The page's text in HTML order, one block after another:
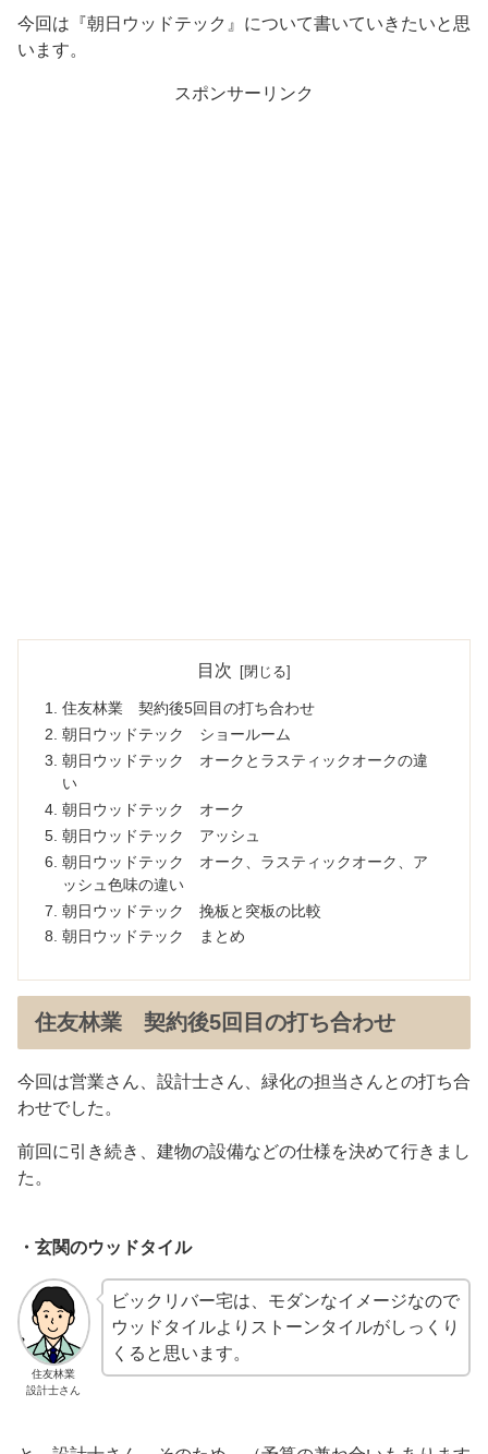
今回は『朝日ウッドテック』について書いていきたいと思
います。
スポンサーリンク
目次
住友林業 契約後5回目の打ち合わせ
朝日ウッドテック ショールーム
朝日ウッドテック オークとラスティックオークの違
い
朝日ウッドテック オーク
朝日ウッドテック アッシュ
朝日ウッドテック オーク、ラスティックオーク、ア
ッシュ色味の違い
朝日ウッドテック 挽板と突板の比較
朝日ウッドテック まとめ
住友林業 契約後5回目の打ち合わせ
今回は営業さん、設計士さん、緑化の担当さんとの打ち合
わせでした。
前回に引き続き、建物の設備などの仕様を決めて行きまし
た。
・玄関のウッドタイル
住友林業
設計士さん
ビックリバー宅は、モダンなイメージなので
ウッドタイルよりストーンタイルがしっくり
くると思います。